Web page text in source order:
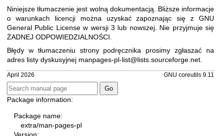
Niniejsze tłumaczenie jest wolną dokumentacją. Bliższe informacje
o warunkach licencji można uzyskać zapoznając się z GNU
General Public License w wersji 3 lub nowszej. Nie przyjmuje się
ŻADNEJ ODPOWIEDZIALNOŚCI.
Błędy w tłumaczeniu strony podręcznika prosimy zgłaszać na
adres listy dyskusyjnej manpages-pl-list@lists.sourceforge.net.
April 2026 GNU coreutils 9.11
Package information:
Package name:
extra/man-pages-pl